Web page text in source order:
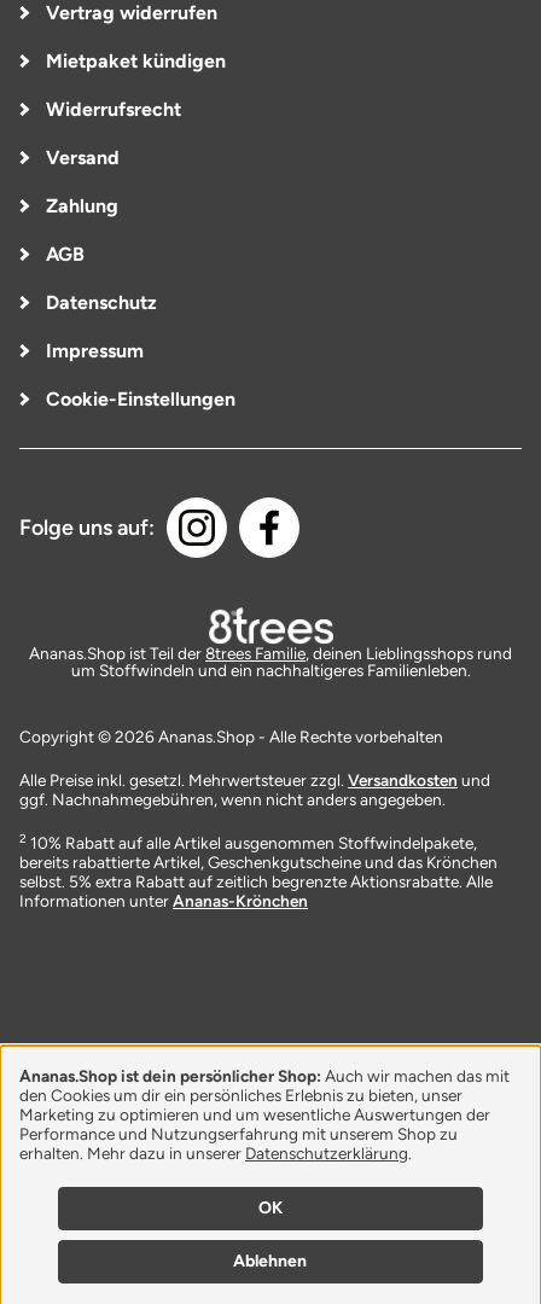
Vertrag widerrufen
Mietpaket kündigen
Widerrufsrecht
Versand
Zahlung
AGB
Datenschutz
Impressum
Cookie-Einstellungen
Folge uns auf:
Ananas.Shop ist Teil der8trees Familie, deinen Lieblingsshops rund
um Stoffwindeln und ein nachhaltigeres Familienleben.
Copyright © 2026 Ananas.Shop - Alle Rechte vorbehalten
Alle Preise inkl. gesetzl. Mehrwertsteuer zzgl. Versandkosten und
ggf. Nachnahmegebühren, wenn nicht anders angegeben.
2 10% Rabatt auf alle Artikel ausgenommen Stoffwindelpakete,
bereits rabattierte Artikel, Geschenkgutscheine und das Krönchen
selbst. 5% extra Rabatt auf zeitlich begrenzte Aktionsrabatte. Alle
Informationen unterAnanas-Krönchen
Ananas.Shop ist dein persönlicher Shop: Auch wir machen das mit
den Cookies um dir ein persönliches Erlebnis zu bieten, unser
Marketing zu optimieren und um wesentliche Auswertungen der
Performance und Nutzungserfahrung mit unserem Shop zu
erhalten. Mehr dazu in unserer Datenschutzerklärung.
OK
Ablehnen